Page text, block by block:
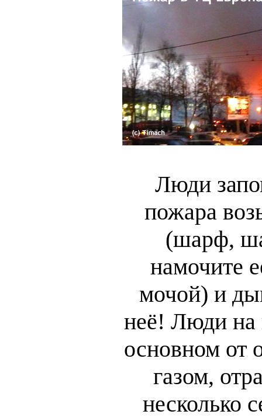
Люди
пожара
(шарф,
намочите
мочой) и
неё! Люди на
основном от
газом,
несколько